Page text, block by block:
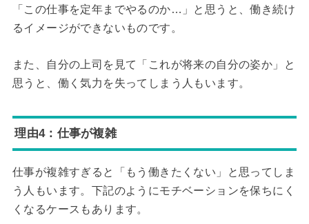
「この仕事を定年までやるのか…」と思うと、働き続け
るイメージができないものです。
また、自分の上司を見て「これが将来の自分の姿か」と
思うと、働く気力を失ってしまう人もいます。
理由4：仕事が複雑
仕事が複雑すぎると「もう働きたくない」と思ってしま
う人もいます。下記のようにモチベーションを保ちにく
くなるケースもあります。